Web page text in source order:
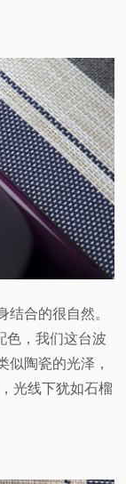
结合的很自然。
色，我们这台波
似陶瓷的光泽，
光线下犹如石榴